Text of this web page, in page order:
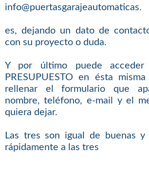
info@puertasgarajeautomaticas.
es, dejando un dato de
con su proyecto o duda.
Y por último puede
PRESUPUESTO en ésta
rellenar el formulario que
nombre, teléfono, e-mail y el
quiera dejar.
Las tres son igual de buenas y
rápidamente a las tres